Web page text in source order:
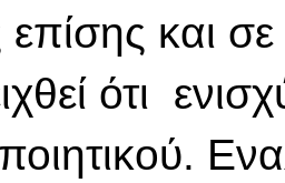
και
ότι